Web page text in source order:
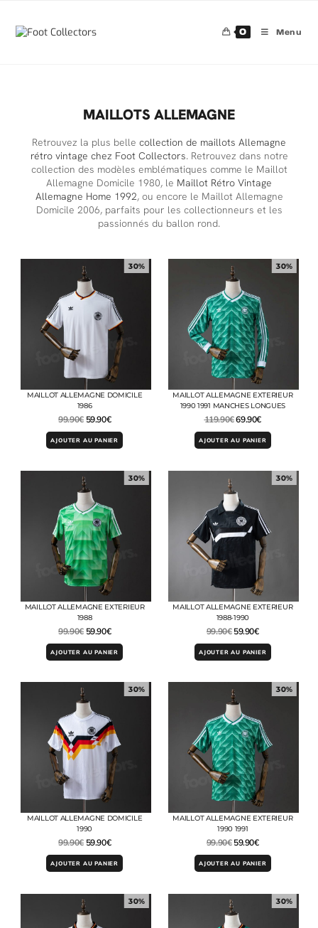
0 Menu
MAILLOTS ALLEMAGNE
Retrouvez la plus belle collection de maillots Allemagne
rétro vintage chez Foot Collectors. Retrouvez dans notre
collection des modèles emblématiques comme le Maillot
Allemagne Domicile 1980, le Maillot Rétro Vintage
Allemagne Home 1992, ou encore le Maillot Allemagne
Domicile 2006, parfaits pour les collectionneurs et les
passionnés du ballon rond.
30%
MAILLOT ALLEMAGNE DOMICILE
1986
99.90€ 59.90€
AJOUTER AU PANIER
30%
MAILLOT ALLEMAGNE EXTERIEUR
1990 1991 MANCHES LONGUES
119.90€69.90€
AJOUTER AU PANIER
30%
MAILLOT ALLEMAGNE EXTERIEUR
1988
99.90€ 59.90€
AJOUTER AU PANIER
30%
MAILLOT ALLEMAGNE EXTERIEUR
1988-1990
99.90€ 59.90€
AJOUTER AU PANIER
30%
MAILLOT ALLEMAGNE DOMICILE
1990
99.90€ 59.90€
AJOUTER AU PANIER
30%
MAILLOT ALLEMAGNE EXTERIEUR
1990 1991
99.90€ 59.90€
AJOUTER AU PANIER
30% 30%